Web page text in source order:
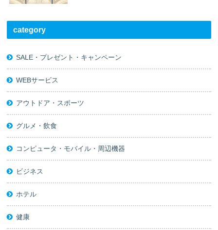
category
SALE・プレゼント・キャンペーン
WEBサービス
アウトドア・スポーツ
グルメ・飲食
コンピュータ・モバイル・周辺機器
ビジネス
ホテル
健康